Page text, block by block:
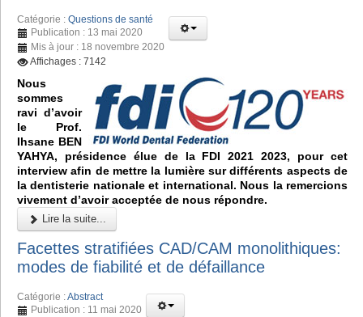
Catégorie : Questions de santé
Publication : 13 mai 2020
Mis à jour : 18 novembre 2020
Affichages : 7142
Nous
sommes
ravi d’avoir
le Prof.
Ihsane BEN
YAHYA, présidence élue de la FDI 2021 2023, pour cet
interview afin de mettre la lumière sur différents aspects de
la dentisterie nationale et international. Nous la remercions
vivement d’avoir acceptée de nous répondre.
Lire la suite...
Facettes stratifiées CAD/CAM monolithiques:
modes de fiabilité et de défaillance
Catégorie :Abstract
Publication : 11 mai 2020